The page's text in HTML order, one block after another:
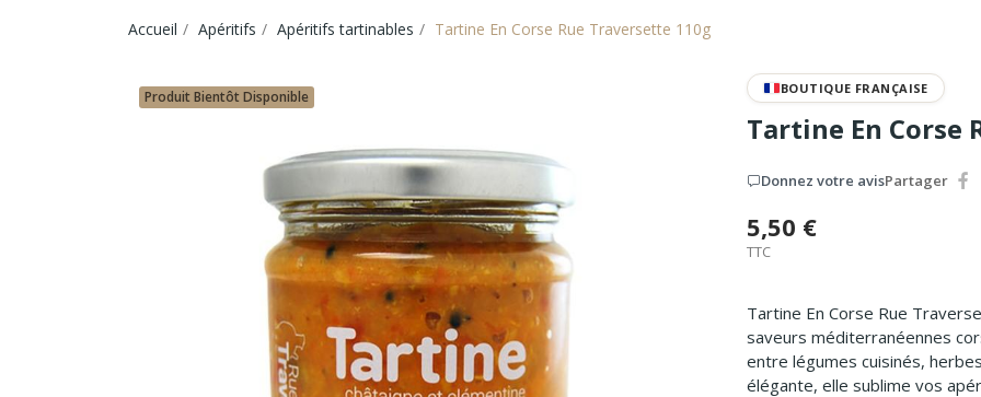
Accueil Apéritifs Apéritifs tartinables Tartine En Corse Rue Traversette 110g
Produit Bientôt Disponible BOUTIQUE FRANÇAISE
Tartine En Corse
Donnez votre avisPartager
5,50 €
TTC
Tartine En Corse Rue
saveurs méditerranéennes
entre légumes cuisinés,
élégante, elle sublime vos